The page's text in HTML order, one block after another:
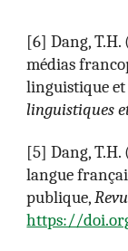
[6]Dang,
médias
linguistique
linguistiques
[5]Dang,
langue
publique,
https://